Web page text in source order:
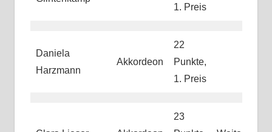
1. Preis
Daniela
Harzmann
Akkordeon
22
Punkte,
1. Preis
23